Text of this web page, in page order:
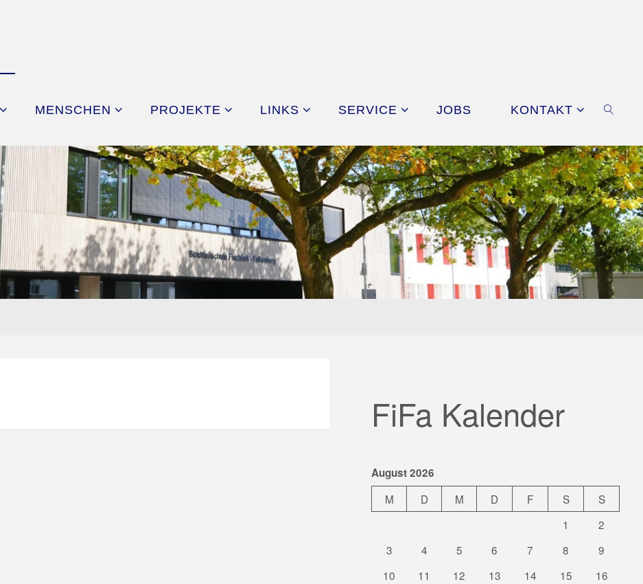
MENSCHEN PROJEKTE LINKS SERVICE JOBS KONTAKT
FiFa Kalender
August 2026
M
D M D F S
S
1
2
3
4 5 6 7 8
9
10
11 12 13 14 15
16